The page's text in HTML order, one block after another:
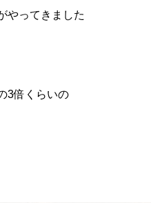
やってきました
3倍くらいの